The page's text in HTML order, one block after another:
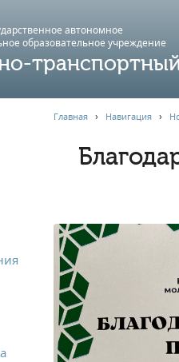
автономное
образовательное учреждение
Главная› Навигация›